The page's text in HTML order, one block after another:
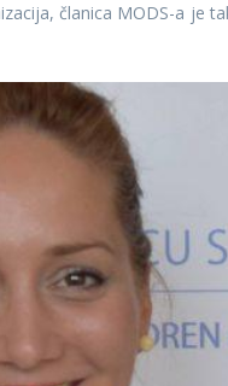
članica MODS-a je